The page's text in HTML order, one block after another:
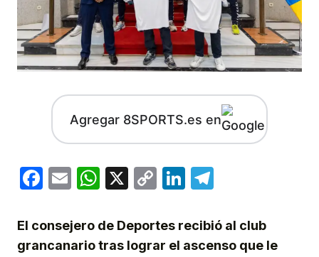
Agregar 8SPORTS.es en
Facebook
EmailWhatsApp
X
CopyLinkedIn
El consejero de Deportes recibió al club
grancanario tras lograr el ascenso que le